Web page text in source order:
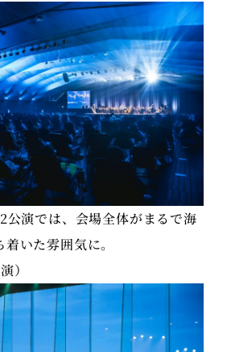
公演では、会場全体がまるで海
いた雰囲気に。
）